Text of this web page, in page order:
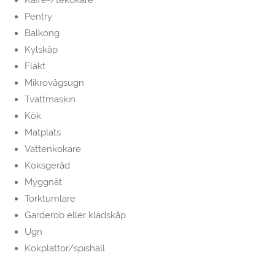
Pentry
Balkong
Kylskåp
Fläkt
Mikrovågsugn
Tvättmaskin
Kök
Matplats
Vattenkokare
Köksgeråd
Myggnät
Torktumlare
Garderob eller klädskåp
Ugn
Kokplattor/spishäll